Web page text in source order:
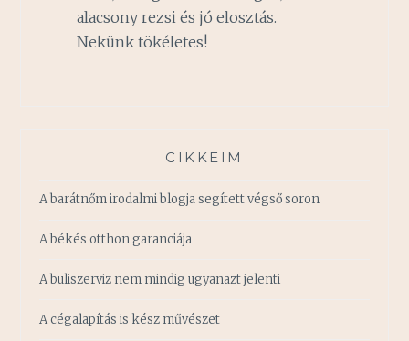
alacsony rezsi és jó elosztás.
Nekünk tökéletes!
CIKKEIM
A barátnőm irodalmi blogja segített végső soron
A békés otthon garanciája
A buliszerviz nem mindig ugyanazt jelenti
A cégalapítás is kész művészet